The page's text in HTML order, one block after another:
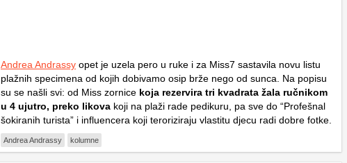
Andrea Andrassy opet je uzela pero u ruke i za Miss7 sastavila novu listu
plažnih specimena od kojih dobivamo osip brže nego od sunca. Na popisu
su se našli svi: od Miss zornice koja rezervira tri kvadrata žala ručnikom
u 4 ujutro, preko likova koji na plaži rade pedikuru, pa sve do “Profešnal
šokiranih turista” i influencera koji teroriziraju vlastitu djecu radi dobre fotke.
Andrea Andrassy kolumne